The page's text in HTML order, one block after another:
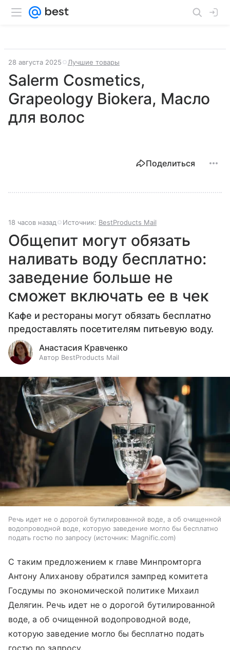
28 августа 2025 Лучшие товары
Salerm Cosmetics,
Grapeology Biokera, Масло
для волос
Поделиться
18 часов назад Источник: BestProducts Mail
Общепит могут обязать
наливать воду бесплатно:
заведение больше не
сможет включать ее в чек
Кафе и рестораны могут обязать бесплатно
предоставлять посетителям питьевую воду.
Анастасия Кравченко
Автор BestProducts Mail
Речь идет не о дорогой бутилированной воде, а об очищенной
водопроводной воде, которую заведение могло бы бесплатно
подать гостю по запросу
источник: Magnific.com
С таким предложением к главе Минпромторга
Антону Алиханову обратился зампред комитета
Госдумы по экономической политике Михаил
Делягин. Речь идет не о дорогой бутилированной
воде, а об очищенной водопроводной воде,
которую заведение могло бы бесплатно подать